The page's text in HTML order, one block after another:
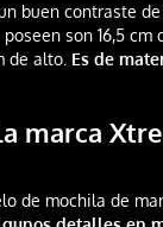
buen contraste
son 16,5 cm
de alto. Es de
marca
de mochila de